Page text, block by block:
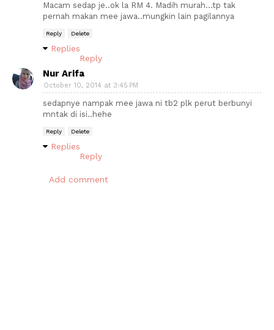
Macam sedap je..ok la RM 4. Madih murah...tp tak
pernah makan mee jawa..mungkin lain pagilannya
Reply Delete
Replies
Reply
Nur Arifa
October 10, 2014 at 3:45 PM
sedapnye nampak mee jawa ni tb2 plk perut berbunyi
mntak di isi..hehe
Reply Delete
Replies
Reply
Add comment